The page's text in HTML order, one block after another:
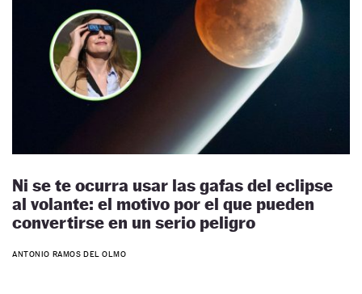
Ni se te ocurra usar las gafas del eclipse
al volante: el motivo por el que pueden
convertirse en un serio peligro
ANTONIO RAMOS DEL OLMO